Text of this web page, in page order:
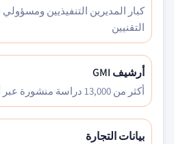
كبار المديرين التنفيذيين
التقنيين
أرشيف GMI
أكثر من 13,000 دراسة منشورة عبر أكثر من 30 قطاعاً صناعياً
بيانات التجارة